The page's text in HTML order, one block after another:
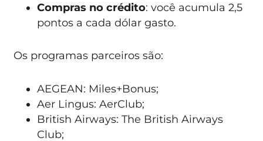
Compras no crédito: você acumula 2,5
pontos a cada dólar gasto.
Os programas parceiros são:
AEGEAN: Miles+Bonus;
Aer Lingus: AerClub;
British Airways: The British Airways
Club;